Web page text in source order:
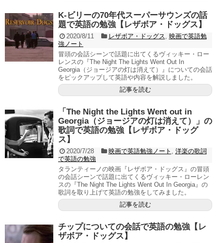
K-ビリーの70年代スーパーサウンズの話
題で英語の勉強【レザボア・ドッグス】
2020/8/11 レザボア・ドッグス
映画で英語勉
強ノート
冒頭の会話シーンで話題に出てくるヴィッキー・ロー
レンスの『The Night The Lights Went Out In
Georgia（ジョージアの灯は消えて）』についての会話
をピックアップして英語や内容を解説しました。
記事を読む
「The Night the Lights Went out in
Georgia（ジョージアの灯は消えて）」の
歌詞で英語の勉強【レザボア・ドッグ
ス】
2020/7/28 映画で英語勉強ノート
洋楽の歌詞
で英語の勉強
タランティーノの映画『レザボア・ドッグス』の冒頭
の会話シーンで話題に出てくるヴィッキー・ローレン
スの『The Night The Lights Went Out In Georgia』の
歌詞を取り上げて英語の勉強をしてみました。
記事を読む
チップについての会話で英語の勉強【レ
ザボア・ドッグス】